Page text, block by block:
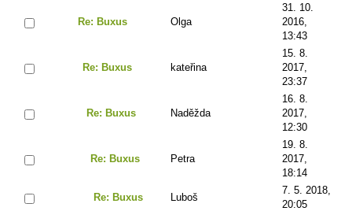
Re: Buxus Olga
31. 10.
2016,
13:43
Re: Buxus kateřina
15. 8.
2017,
23:37
Re: Buxus Naděžda
16. 8.
2017,
12:30
Re: Buxus Petra
19. 8.
2017,
18:14
Re: Buxus Luboš
7. 5. 2018,
20:05